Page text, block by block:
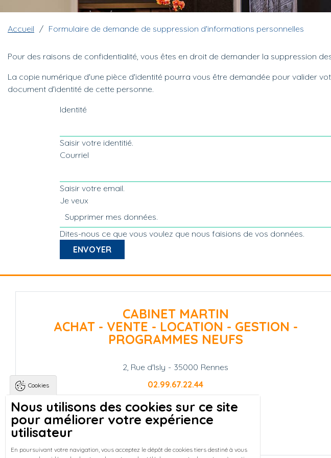
Fil d'Ariane
Accueil Formulaire de demande de suppression d'informations personnelles
Pour des raisons de confidentialité, vous êtes en droit de demander la suppression
La copie numérique d'une pièce d'identité pourra vous être demandée pour valider
document d'identité de cette personne.
Identité
Saisir votre identitié.
Courriel
Saisir votre email.
Je veux
Dites-nous ce que vous voulez que nous faisions de vos données.
CABINET MARTIN
ACHAT - VENTE - LOCATION - GESTION -
PROGRAMMES NEUFS
2, Rue d'Isly - 35000 Rennes
02.99.67.22.44
NOUS CONTACTER
Cookies
Nous utilisons des cookies sur ce site
pour améliorer votre expérience
utilisateur
En poursuivant votre navigation, vous acceptez le dépôt de cookies tiers destiné à vous